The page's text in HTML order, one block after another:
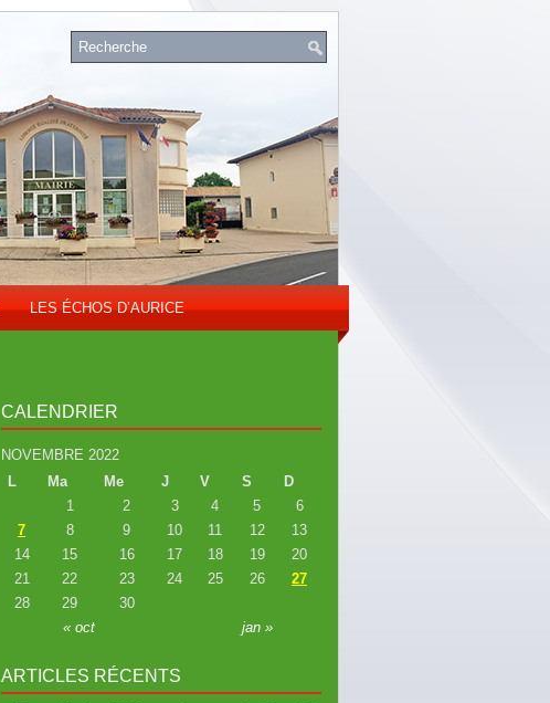
LES ÉCHOS D’AURICE
CALENDRIER
NOVEMBRE 2022
L
Ma Me J V S D
« oct jan »
1 2 3 4 5
6
7
8 9 10 11 12
13
14
15 16 17 18 19
20
21
22 23 24 25 26
27
28
29 30
ARTICLES RÉCENTS